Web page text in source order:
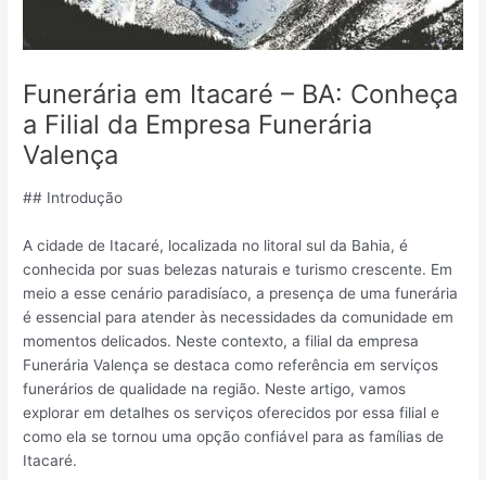
Funerária em Itacaré – BA: Conheça
a Filial da Empresa Funerária
Valença
## Introdução
A cidade de Itacaré, localizada no litoral sul da Bahia, é
conhecida por suas belezas naturais e turismo crescente. Em
meio a esse cenário paradisíaco, a presença de uma funerária
é essencial para atender às necessidades da comunidade em
momentos delicados. Neste contexto, a filial da empresa
Funerária Valença se destaca como referência em serviços
funerários de qualidade na região. Neste artigo, vamos
explorar em detalhes os serviços oferecidos por essa filial e
como ela se tornou uma opção confiável para as famílias de
Itacaré.